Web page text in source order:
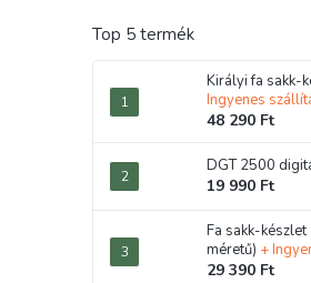
Top 5 termék
Királyi fa sakk-
Ingyenes
48 290 Ft
DGT 2500
19 990 Ft
Fa sakk-készlet
méretű) +
29 390 Ft